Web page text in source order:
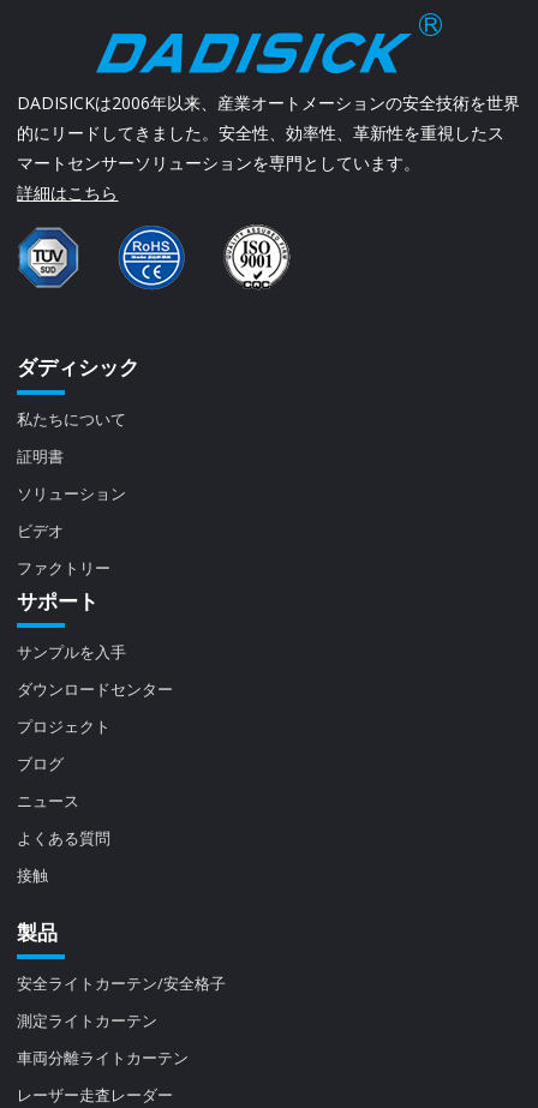
DADISICKは2006年以来、産業オートメーションの安全技術を世界
的にリードしてきました。安全性、効率性、革新性を重視したス
マートセンサーソリューションを専門としています。
詳細はこちら
ダディシック
私たちについて
証明書
ソリューション
ビデオ
ファクトリー
サポート
サンプルを入手
ダウンロードセンター
プロジェクト
ブログ
ニュース
よくある質問
接触
製品
安全ライトカーテン/安全格子
測定ライトカーテン
車両分離ライトカーテン
レーザー走査レーダー